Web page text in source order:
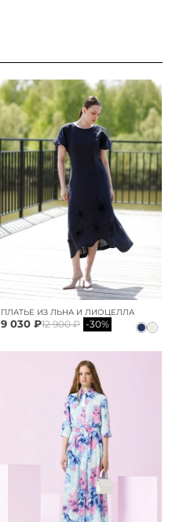
ПЛАТЬЕ ИЗ ЛЬНА И ЛИОЦЕЛЛА
9 030 ₽12 900 ₽ -30%